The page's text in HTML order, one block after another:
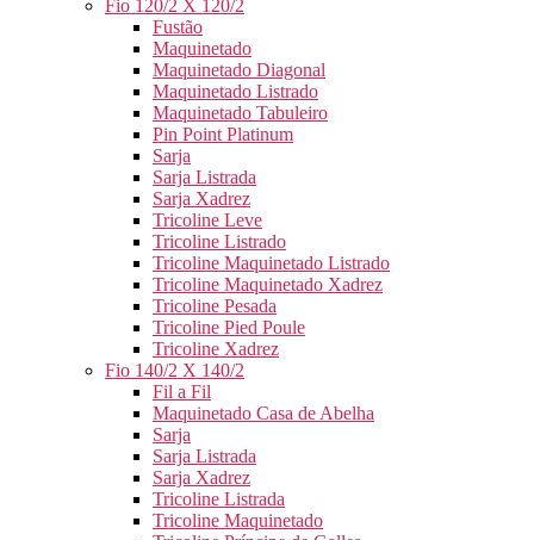
Fio 120/2 X 120/2
Fustão
Maquinetado
Maquinetado Diagonal
Maquinetado Listrado
Maquinetado Tabuleiro
Pin Point Platinum
Sarja
Sarja Listrada
Sarja Xadrez
Tricoline Leve
Tricoline Listrado
Tricoline Maquinetado Listrado
Tricoline Maquinetado Xadrez
Tricoline Pesada
Tricoline Pied Poule
Tricoline Xadrez
Fio 140/2 X 140/2
Fil a Fil
Maquinetado Casa de Abelha
Sarja
Sarja Listrada
Sarja Xadrez
Tricoline Listrada
Tricoline Maquinetado